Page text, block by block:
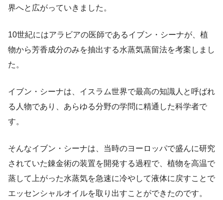
界へと広がっていきました。
10世紀にはアラビアの医師であるイブン・シーナが、植
物から芳香成分のみを抽出する水蒸気蒸留法を考案しまし
た。
イブン・シーナは、イスラム世界で最高の知識人と呼ばれ
る人物であり、あらゆる分野の学問に精通した科学者で
す。
そんなイブン・シーナは、当時のヨーロッパで盛んに研究
されていた錬金術の装置を開発する過程で、植物を高温で
蒸して上がった水蒸気を急速に冷やして液体に戻すことで
エッセンシャルオイルを取り出すことができたのです。